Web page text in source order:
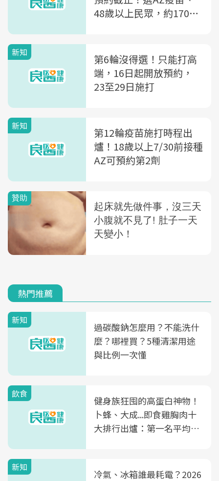
48歲以上民眾，約170萬
新知
第6輪沒得選！只能打高
端，16日起開放預約，
23至29日施打
新知
第12輪疫苗施打時程出
爐！18歲以上7/30前接種
AZ可預約第2劑
熱門推薦
新知
過碳酸鈉怎麼用？不能洗什
麼？哪裡買？5種清潔用途
與比例一次懂
飲食
健身族狂囤的高蛋白神物！
卜蜂、大成...即食雞胸肉十
大排行出爐：第一名平均一
新知
冷氣、冰箱誰最耗電？2026